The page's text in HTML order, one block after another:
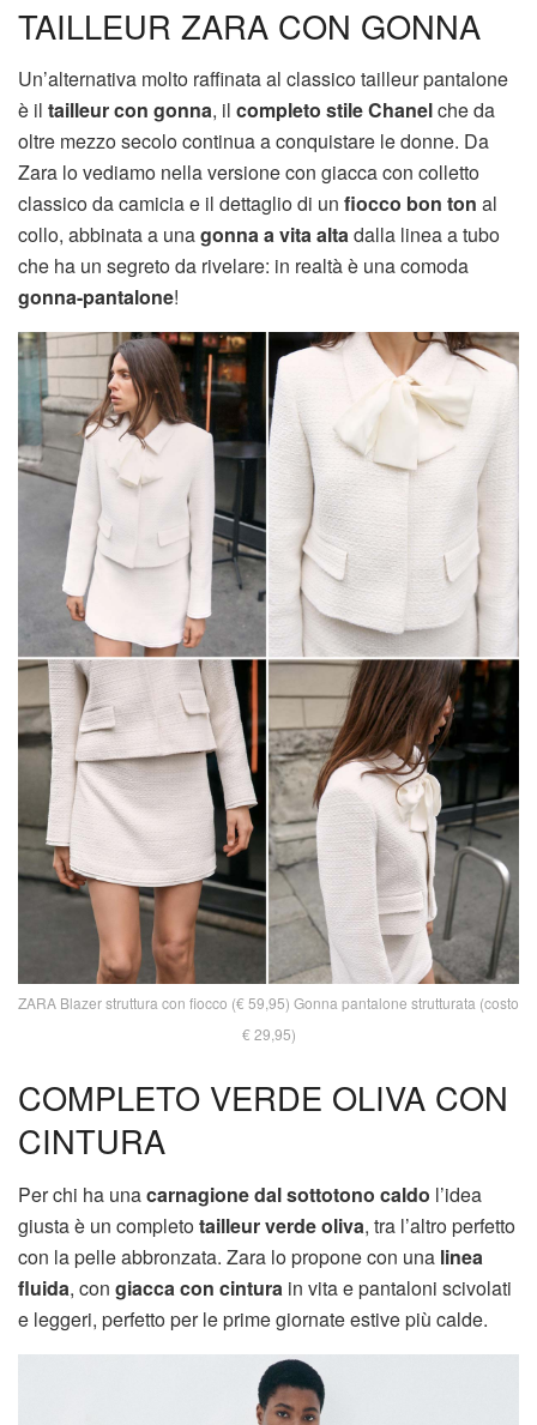
TAILLEUR ZARA CON GONNA
Un’alternativa molto raffinata al classico tailleur pantalone
è il tailleur con gonna, il completo stile Chanelche da
oltre mezzo secolo continua a conquistare le donne. Da
Zara lo vediamo nella versione con giacca con colletto
classico da camicia e il dettaglio di un fiocco bon ton al
collo, abbinata a unagonna a vita altadalla linea a tubo
che ha un segreto da rivelare: in realtà è una comoda
gonna-pantalone!
ZARA Blazer struttura con fiocco (€ 59,95) Gonna pantalone strutturata (costo
€ 29,95)
COMPLETO VERDE OLIVA CON
CINTURA
Per chi ha unacarnagione dal sottotono caldo l’idea
giusta è un completotailleur verde oliva, tra l’altro perfetto
con la pelle abbronzata. Zara lo propone con una linea
fluida, con giacca con cintura in vita e pantaloni scivolati
e leggeri, perfetto per le prime giornate estive più calde.